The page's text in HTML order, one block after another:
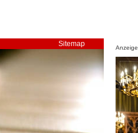
Sitemap Anzeige